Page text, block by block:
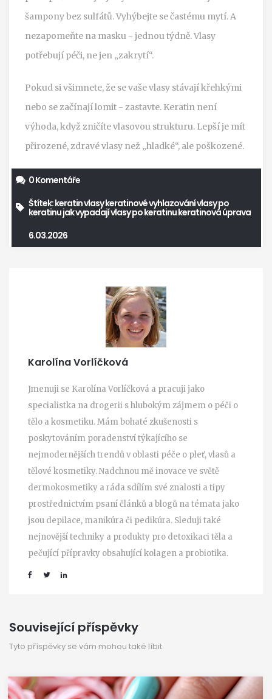
šampony bez sulfátů. Vyhýbejte se častému mytí. A
nezapomeňte na masku - jednou týdně. Vlasy
potřebují péči, ne jen „zakrytí“.
Pokud si všimnete, že se vaše vlasy stávají křehkými
nebo se začínají lomit - zastavte. Keratin není
výhoda, když zničíte vlasovou strukturu. Lepší je mít
přirozené, zdravé vlasy než „hladké“, ale poškozené.
0 Komentáře
Štítek:keratin vlasykeratinové vyhlazovánívlasy po
keratinujak vypadají vlasy po keratinukeratinová úprava
6.03.2026
Karolína Vorlíčková
Jmenuji se Karolína Vorlíčková a pracuji jako
specialistka na drogerii s hlubokým zájmem o péči o
tělo a kosmetiku. Mám bohaté zkušenosti s
poskytováním poradenství týkajícího se
nejmodernějších trendů v oblasti péče o pleť, vlasů a
tělové kosmetiky. Nadchnou mě inovace ve světě
dermokosmetiky a ráda sdílím své znalosti a tipy
prostřednictvím psaní článků a blogů na témata jako
jsou depilace, manikúra či pedikúra. Sleduji také
nejnovější techniky a produkty pro detoxikaci těla a
pečující přípravky obsahující kolagen a probiotika.
Související příspěvky
Tyto příspěvky se vám mohou také líbit